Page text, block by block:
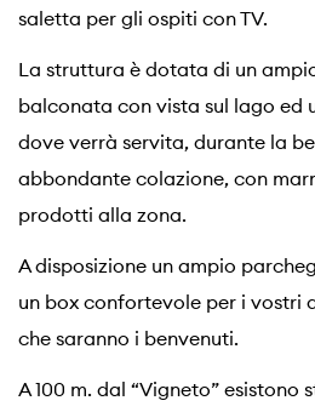
saletta per gli ospiti con TV.
La struttura è dotata di un
balconata con vista sul lago ed
dove verrà servita, durante la
abbondante colazione, con
prodotti alla zona.
A disposizione un ampio
un box confortevole per i vostri
che saranno i benvenuti.
A 100 m. dal “Vigneto” esistono